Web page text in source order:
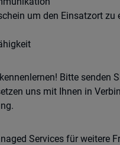
um den Einsatzort zu
Bitte senden
uns mit Ihnen in
Services für weitere